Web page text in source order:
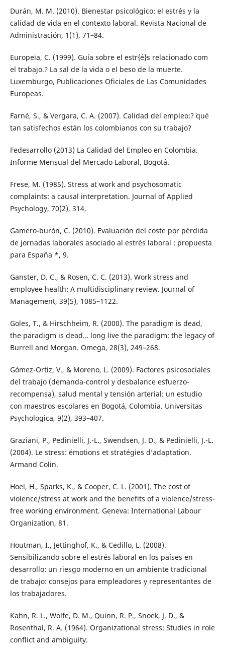
Durán, M. M. (2010). Bienestar psicológico: el estrés y la
calidad de vida en el contexto laboral. Revista Nacional de
Administración, 1(1), 71–84.
Europeia, C. (1999). Guía sobre el estr{é}s relacionado com
el trabajo.? La sal de la vida o el beso de la muerte.
Luxemburgo, Publicaciones Oficiales de Las Comunidades
Europeas.
Farné, S., & Vergara, C. A. (2007). Calidad del empleo:?` qué
tan satisfechos están los colombianos con su trabajo?
Fedesarrollo (2013) La Calidad del Empleo en Colombia.
Informe Mensual del Mercado Laboral, Bogotá.
Frese, M. (1985). Stress at work and psychosomatic
complaints: a causal interpretation. Journal of Applied
Psychology, 70(2), 314.
Gamero-burón, C. (2010). Evaluación del coste por pérdida
de jornadas laborales asociado al estrés laboral : propuesta
para España *, 9.
Ganster, D. C., & Rosen, C. C. (2013). Work stress and
employee health: A multidisciplinary review. Journal of
Management, 39(5), 1085–1122.
Goles, T., & Hirschheim, R. (2000). The paradigm is dead,
the paradigm is dead… long live the paradigm: the legacy of
Burrell and Morgan. Omega, 28(3), 249–268.
Gómez-Ortiz, V., & Moreno, L. (2009). Factores psicosociales
del trabajo (demanda-control y desbalance esfuerzo-
recompensa), salud mental y tensión arterial: un estudio
con maestros escolares en Bogotá, Colombia. Universitas
Psychologica, 9(2), 393–407.
Graziani, P., Pedinielli, J.-L., Swendsen, J. D., & Pedinielli, J.-L.
(2004). Le stress: émotions et stratégies d’adaptation.
Armand Colin.
Hoel, H., Sparks, K., & Cooper, C. L. (2001). The cost of
violence/stress at work and the benefits of a violence/stress-
free working environment. Geneva: International Labour
Organization, 81.
Houtman, I., Jettinghof, K., & Cedillo, L. (2008).
Sensibilizando sobre el estrés laboral en los países en
desarrollo: un riesgo moderno en un ambiente tradicional
de trabajo: consejos para empleadores y representantes de
los trabajadores.
Kahn, R. L., Wolfe, D. M., Quinn, R. P., Snoek, J. D., &
Rosenthal, R. A. (1964). Organizational stress: Studies in role
conflict and ambiguity.